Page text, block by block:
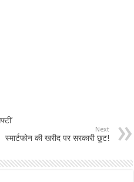
Next
स्मार्टफोन की खरीद पर सरकारी छूट!